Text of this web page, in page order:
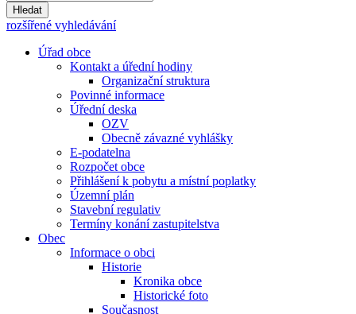
Hledat
rozšířené vyhledávání
Úřad obce
Kontakt a úřední hodiny
Organizační struktura
Povinné informace
Úřední deska
OZV
Obecně závazné vyhlášky
E-podatelna
Rozpočet obce
Přihlášení k pobytu a místní poplatky
Územní plán
Stavební regulativ
Termíny konání zastupitelstva
Obec
Informace o obci
Historie
Kronika obce
Historické foto
Současnost